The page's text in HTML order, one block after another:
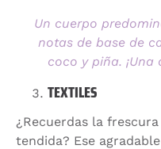
Un cuerpo
notas de base de
coco y piña.
TEXTILES
¿Recuerdas la
tendida? Ese